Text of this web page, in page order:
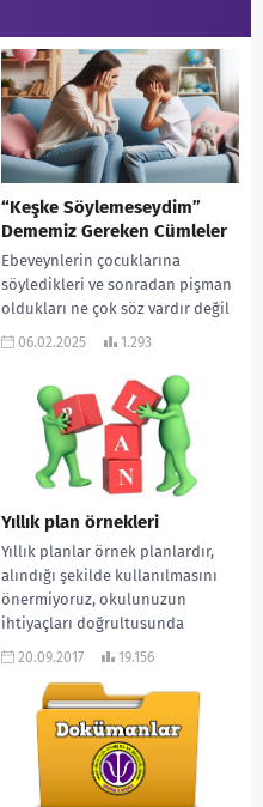
“Keşke Söylemeseydim”
Dememiz Gereken Cümleler
Ebeveynlerin çocuklarına
söyledikleri ve sonradan pişman
oldukları ne çok söz vardır değil
mi? Ebeveynlik, hem neşe hem de
06.02.2025 1.293
Yıllık plan örnekleri
Yıllık planlar örnek planlardır,
alındığı şekilde kullanılmasını
önermiyoruz, okulunuzun
ihtiyaçları doğrultusunda
hareket etmeniz en sağlıklısıdır.
Bağımlılıkla...
20.09.2017 19.156